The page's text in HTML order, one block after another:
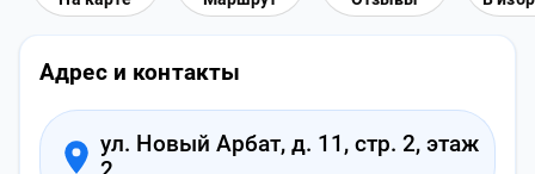
Адрес и контакты
ул. Новый Арбат, д. 11, стр. 2, этаж